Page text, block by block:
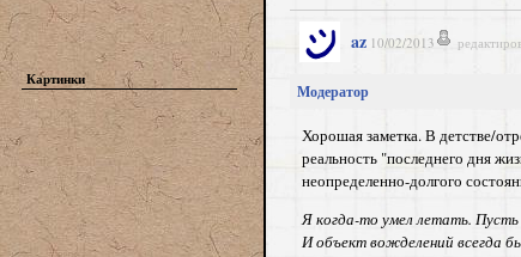
Картинки
az 10/02/2013
Модератор
Хорошая заметка. В детстве/
реальность "последнего дня
неопределенно-долгого
Я когда-то умел летать. Пусть
И объект вожделений всегда